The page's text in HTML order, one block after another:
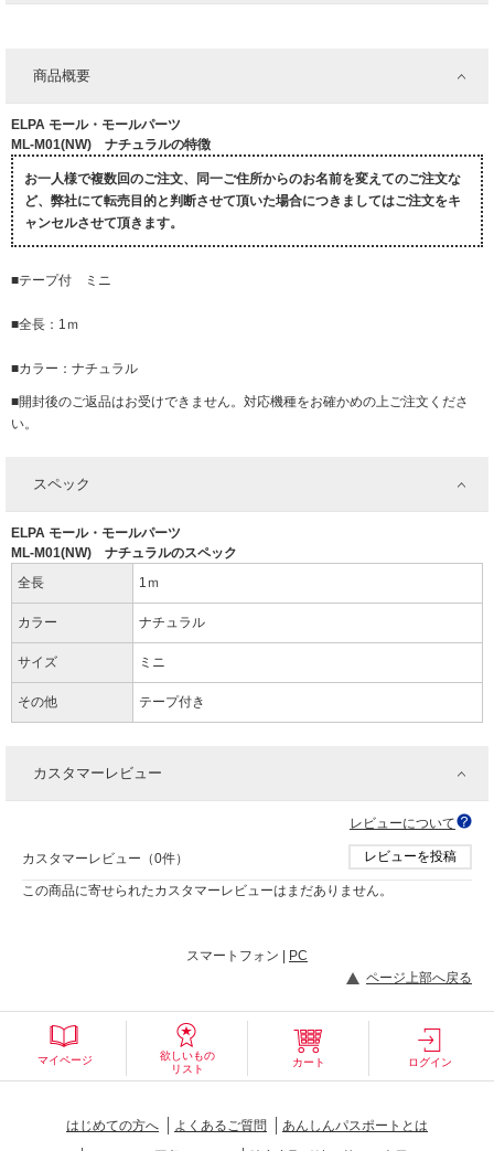
商品概要
ELPA モール・モールパーツ
ML-M01(NW) ナチュラルの特徴
お一人様で複数回のご注文、同一ご住所からのお名前を変えてのご注文な
ど、弊社にて転売目的と判断させて頂いた場合につきましてはご注文をキ
ャンセルさせて頂きます。
■テープ付 ミニ
■全長：1ｍ
■カラー：ナチュラル
■開封後のご返品はお受けできません。対応機種をお確かめの上ご注文くださ
い。
スペック
ELPA モール・モールパーツ
ML-M01(NW) ナチュラルのスペック
全長
1ｍ
カラー ナチュラル
サイズ ミニ
その他 テープ付き
カスタマーレビュー
レビューについて
カスタマーレビュー（0件） レビューを投稿
この商品に寄せられたカスタマーレビューはまだありません。
スマートフォン |
PC
ページ上部へ戻る
マイページ
欲しいもの
リスト
カート ログイン
はじめての方へ よくあるご質問
あんしんパスポートとは